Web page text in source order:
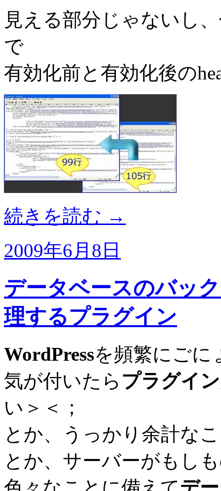
見える部分じゃないし
で
有効化前と有効化後の
続きを読む →
2009年6月8日
データベースのバッ
理するプラグイン
WordPressを頻繁にごに
気が付いたら プラグイン
い＞＜；
とか、うっかり余計な
とか、サーバーがもし